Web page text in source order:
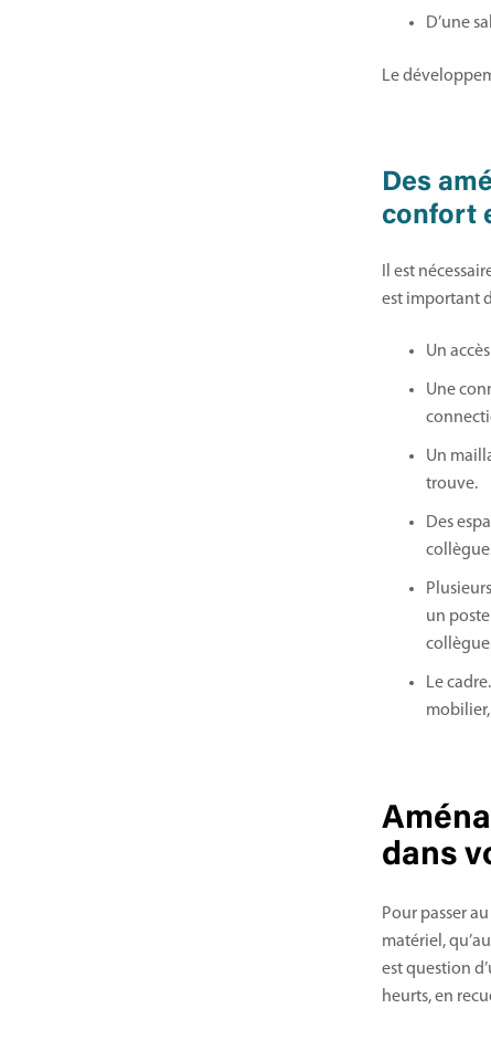
D’une
Le
Des
confort
Il est
est important
Un
Une
Un
trouve.
Des
un
Le
dans
Pour passer
matériel,
est question
heurts, en